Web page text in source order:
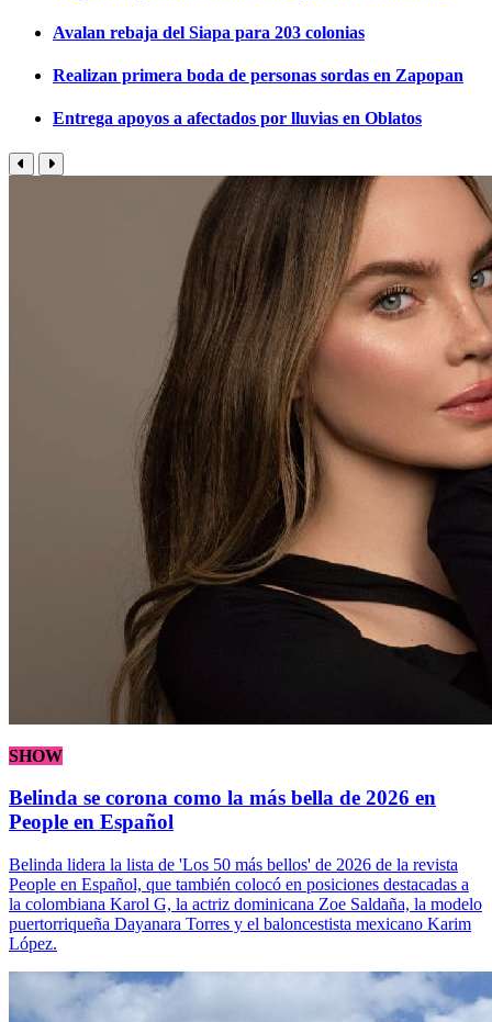
Avalan rebaja del Siapa para 203 colonias
Realizan primera boda de personas sordas en Zapopan
Entrega apoyos a afectados por lluvias en Oblatos
SHOW
Belinda se corona como la más bella de 2026 en
People en Español
Belinda lidera la lista de 'Los 50 más bellos' de 2026 de la revista
People en Español, que también colocó en posiciones destacadas a
la colombiana Karol G, la actriz dominicana Zoe Saldaña, la modelo
puertorriqueña Dayanara Torres y el baloncestista mexicano Karim
López.